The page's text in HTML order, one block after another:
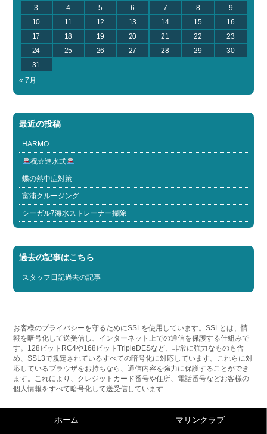
3
4 5 6 7 8
9
10
11 12 13 14 15
16
17
18 19 20 21 22
23
24
25 26 27 28 29
30
31
« 7月
最近の投稿
HARMO
祝☆進水式
蝶の熱中症対策
富浦クルージング
シーガル7海水ストレーナー掃除
過去の記事はこちら
スタッフ日記過去の記事
お客様のプライバシーを守るためにSSLを使用しています。SSLとは、情
報を暗号化して送受信し、インターネット上での通信を保護する仕組みで
す。128ビットRC4や168ビットTripleDESなど、非常に強力なものも含
め、SSL3で規定されているすべての暗号化に対応しています。これらに対
応しているブラウザをお持ちなら、通信内容を強力に保護することができ
ます。これにより、クレジットカード番号や住所、電話番号などお客様の
個人情報をすべて暗号化して送受信しています
ホーム マリンクラブ